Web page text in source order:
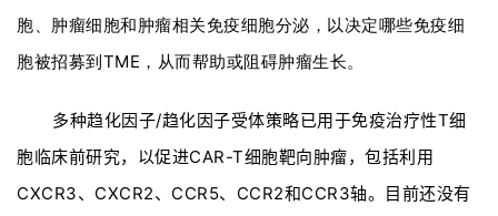
胞、肿瘤细胞和肿瘤相关免疫细胞分泌，以决定哪些免疫细
胞被招募到TME，从而帮助或阻碍肿瘤生长。
多种趋化因子/趋化因子受体策略已用于免疫治疗性T细
胞临床前研究，以促进CAR-T细胞靶向肿瘤，包括利用
CXCR3、CXCR2、CCR5、CCR2和CCR3轴。目前还没有